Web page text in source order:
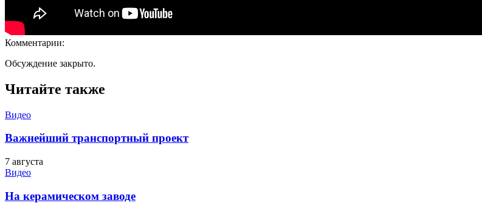
Комментарии:
Обсуждение закрыто.
Читайте также
Видео
Важнейший транспортный проект
7 августа
Видео
На керамическом заводе